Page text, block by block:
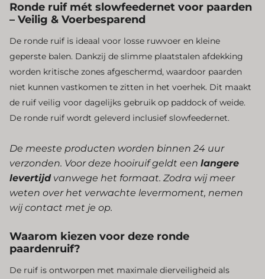
Ronde ruif mét slowfeedernet voor paarden
– Veilig & Voerbesparend
De ronde ruif is ideaal voor losse ruwvoer en kleine
geperste balen. Dankzij de slimme plaatstalen afdekking
worden kritische zones afgeschermd, waardoor paarden
niet kunnen vastkomen te zitten in het voerhek. Dit maakt
de ruif veilig voor dagelijks gebruik op paddock of weide.
De ronde ruif wordt geleverd inclusief slowfeedernet.
De meeste producten worden binnen 24 uur
verzonden. Voor deze hooiruif geldt een langere
levertijdvanwege het formaat. Zodra wij meer
weten over het verwachte levermoment, nemen
wij contact met je op.
Waarom kiezen voor deze ronde
paardenruif?
De ruif is ontworpen met maximale dierveiligheid als